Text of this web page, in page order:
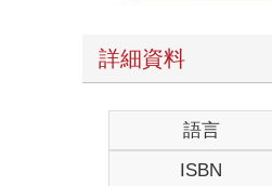
詳細資料
語言
ISBN